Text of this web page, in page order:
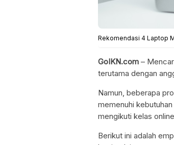
Rekomendasi 4 Laptop
GoIKN.com –
terutama dengan
Namun, beberapa
memenuhi
mengikuti kelas
Berikut ini adalah